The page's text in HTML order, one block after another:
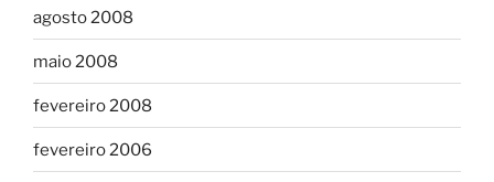
agosto 2008
maio 2008
fevereiro 2008
fevereiro 2006